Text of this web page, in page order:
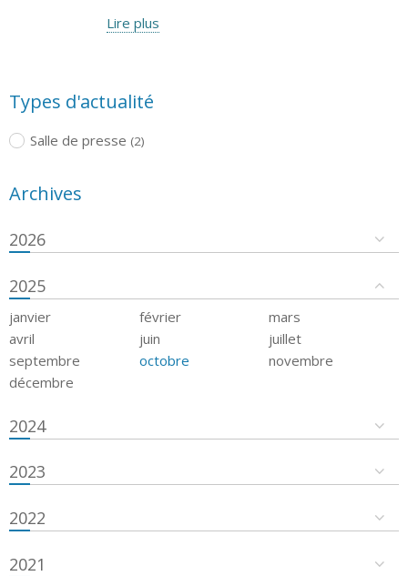
Lire plus
Types d'actualité
Salle de presse (2)
Archives
2026
2025
janvier février
mars
avril
juin
juillet
septembre
octobre
novembre
décembre
2024
2023
2022
2021